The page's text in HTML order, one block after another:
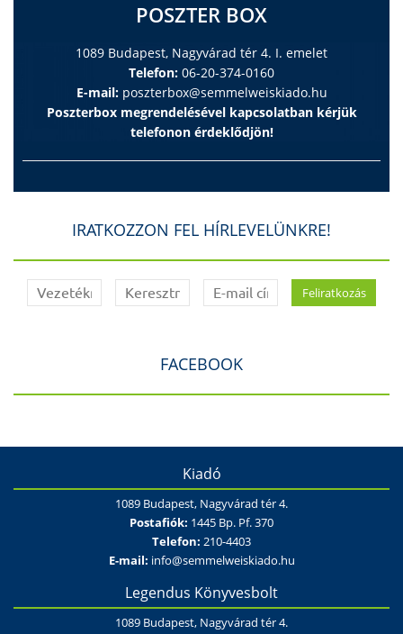
POSZTER BOX
1089 Budapest, Nagyvárad tér 4. I. emelet
Telefon: 06-20-374-0160
E-mail: poszterbox@semmelweiskiado.hu
Poszterbox megrendelésével kapcsolatban kérjük
telefonon érdeklődjön!
IRATKOZZON FEL HÍRLEVELÜNKRE!
FACEBOOK
Kiadó
1089 Budapest, Nagyvárad tér 4.
Postafiók: 1445 Bp. Pf. 370
Telefon: 210-4403
E-mail: info@semmelweiskiado.hu
Legendus Könyvesbolt
1089 Budapest, Nagyvárad tér 4.